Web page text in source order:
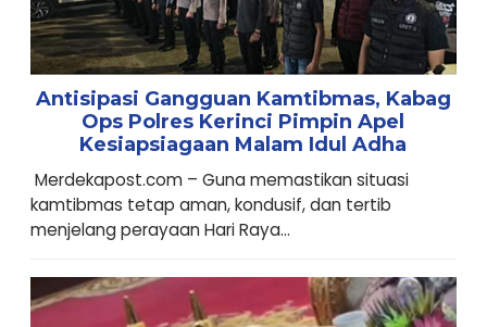
Antisipasi Gangguan Kamtibmas, Kabag
Ops Polres Kerinci Pimpin Apel
Kesiapsiagaan Malam Idul Adha
Merdekapost.com – Guna memastikan situasi
kamtibmas tetap aman, kondusif, dan tertib
menjelang perayaan Hari Raya...